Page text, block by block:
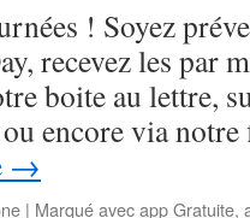
des
photos
originales
sur
iPhone
iPad
! Soyez
recevez les par
boite au lettre,
encore via
→
| Marqué avecapp Gratuite,